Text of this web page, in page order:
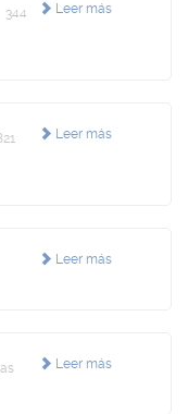
Leer más
344
Leer más
Leer más
Leer más